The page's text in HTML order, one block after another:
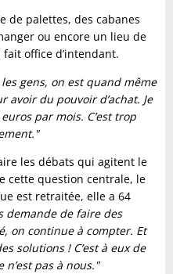
de palettes, des cabanes
ou encore un lieu de
fait office d’intendant.
gens, on est quand même
du pouvoir d’achat. Je
par mois. C’est trop
les débats qui agitent le
cette question centrale, le
est retraitée, elle a 64
demande de faire des
on continue à compter. Et
solutions ! C’est à eux de
pas à nous."